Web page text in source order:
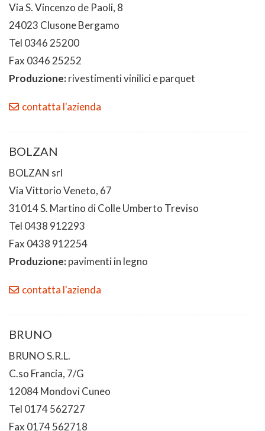
Via S. Vincenzo de Paoli, 8
24023 Clusone Bergamo
Tel 0346 25200
Fax 0346 25252
Produzione:rivestimenti vinilici e parquet
contatta l'azienda
BOLZAN
BOLZAN srl
Via Vittorio Veneto, 67
31014 S. Martino di Colle Umberto Treviso
Tel 0438 912293
Fax 0438 912254
Produzione:pavimenti in legno
contatta l'azienda
BRUNO
BRUNO S.R.L.
C.so Francia, 7/G
12084 Mondovi Cuneo
Tel 0174 562727
Fax 0174 562718